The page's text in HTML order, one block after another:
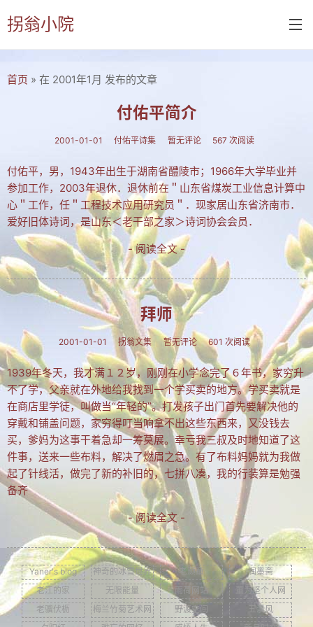
拐翁小院
首页
诗书画
诗词
书画
摄影
付佑平诗集
拐翁诗集
张铁民诗集
文集楹联
文集
楹联
潘正伯文集
拐翁文集
月荷文集
冰雪文集
谢炳城文集
牟艳芬文集
心语文集
家家文集
趣闻轶事
首页 » 在 2001年1月 发布的文章
付佑平简介
2001-01-01 付佑平诗集 暂无评论 567 次阅读
付佑平，男，1943年出生于湖南省醴陵市；1966年大学毕业并
参加工作，2003年退休．退休前在＂山东省煤炭工业信息计算中
心＂工作，任＂工程技术应用研究员＂．现家居山东省济南市．
爱好旧体诗词，是山东＜老干部之家＞诗词协会会员．
- 阅读全文 -
拜师
2001-01-01 拐翁文集 暂无评论 601 次阅读
1939年冬天，我才满１２岁，刚刚在小学念完了６年书，家穷升
不了学，父亲就在外地给我找到一个学买卖的地方。学买卖就是
在商店里学徒，叫做当“年轻的”。打发孩子出门首先要解决他的
穿戴和铺盖问题，家穷得叮当响拿不出这些东西来，又没钱去
买，爹妈为这事干着急却一筹莫展。幸亏我三叔及时地知道了这
件事，送来一些布料，解决了燃眉之急。有了布料妈妈就为我做
起了针线活，做完了新的补旧的，七拼八凑，我的行装算是勉强
备齐
- 阅读全文 -
Yaner's blog 神奇的冰雪世界 老顽童
润墨斋
老江的家
无限能量 雨荷网站
董为坚个人网
老骥伏枥
梅兰竹菊艺术网 野渡空间
五溪风